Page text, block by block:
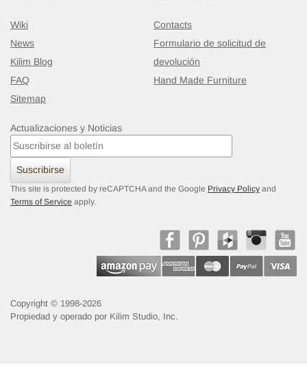
Wiki
News
Kilim Blog
FAQ
Sitemap
Contacts
Formulario de solicitud de
devolución
Hand Made Furniture
Actualizaciones y Noticias
Suscribirse
This site is protected by reCAPTCHA and the Google Privacy Policy and
Terms of Service apply.
Copyright © 1998-2026
Propiedad y operado por Kilim Studio, Inc.